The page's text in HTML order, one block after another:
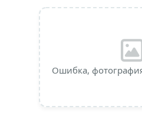
Ошибка,